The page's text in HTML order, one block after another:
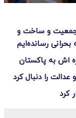
جمعیت و ساخت و
رسانده‌ایم
اش به پاکستان
را دنبال کرد
کرد